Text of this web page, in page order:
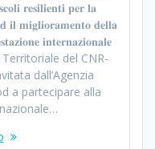
𝐫𝐞𝐬𝐢𝐥𝐢𝐞𝐧𝐭𝐢 𝐩𝐞𝐫 𝐥𝐚
𝐢𝐥 𝐦𝐢𝐠𝐥𝐢𝐨𝐫𝐚𝐦𝐞𝐧𝐭𝐨 𝐝𝐞𝐥𝐥𝐚
𝐢𝐧𝐭𝐞𝐫𝐧𝐚𝐳𝐢𝐨𝐧𝐚𝐥𝐞
del CNR-
dall’Agenzia
a partecipare alla